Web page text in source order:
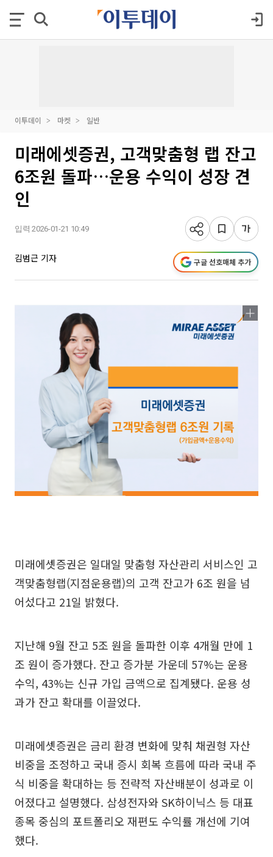
이투데이 마켓 일반
미래에셋증권, 고객맞춤형 랩 잔고
6조원 돌파…운용 수익이 성장 견
인
입력 2026-01-21 10:49
김범근 기자 구글 선호매체 추가
미래에셋증권은 일대일 맞춤형 자산관리 서비스인 고
객맞춤형랩(지점운용랩)의 고객 잔고가 6조 원을 넘
어섰다고 21일 밝혔다.
지난해 9월 잔고 5조 원을 돌파한 이후 4개월 만에 1
조 원이 증가했다. 잔고 증가분 가운데 57%는 운용
수익, 43%는 신규 가입 금액으로 집계됐다. 운용 성
과가 잔고 확대를 이끌었다.
미래에셋증권은 금리 환경 변화에 맞춰 채권형 자산
비중을 조정하고 국내 증시 회복 흐름에 따라 국내 주
식 비중을 확대하는 등 전략적 자산배분이 성과로 이
어졌다고 설명했다. 삼성전자와 SK하이닉스 등 대표
종목 중심의 포트폴리오 재편도 수익률 개선에 기여
했다.